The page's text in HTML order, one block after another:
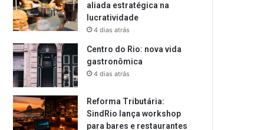
aliada estratégica na
lucratividade
4 dias atrás
Centro do Rio: nova vida
gastronômica
4 dias atrás
Reforma Tributária:
SindRio lança workshop
para bares e restaurantes